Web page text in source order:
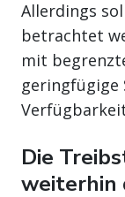
Allerdings
betrachtet
mit
geringfügige
Die
weiterhin